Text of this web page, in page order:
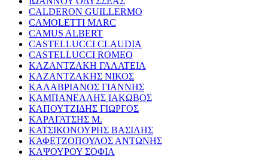
CALDERON GUILLERMO
CAMOLETTI MARC
CAMUS ALBERT
CASTELLUCCI CLAUDIA
CASTELLUCCI ROMEO
ΚΑΖΑΝΤΖΑΚΗ ΓΑΛΑΤΕΙΑ
ΚΑΖΑΝΤΖΑΚΗΣ ΝΙΚΟΣ
ΚΑΛΑΒΡΙΑΝΟΣ ΓΙΑΝΝΗΣ
ΚΑΜΠΑΝΕΛΛΗΣ ΙΑΚΩΒΟΣ
ΚΑΠΟΥΤΖΙΔΗΣ ΓΙΩΡΓΟΣ
ΚΑΡΑΓΑΤΣΗΣ Μ.
ΚΑΤΣΙΚΟΝΟΥΡΗΣ ΒΑΣΙΛΗΣ
ΚΑΦΕΤΖΟΠΟΥΛΟΣ ΑΝΤΩΝΗΣ
ΚΑΨΟΥΡΟΥ ΣΟΦΙΑ